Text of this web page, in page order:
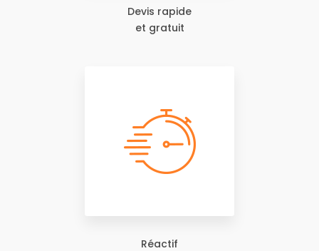
Devis rapide
et gratuit
Réactif